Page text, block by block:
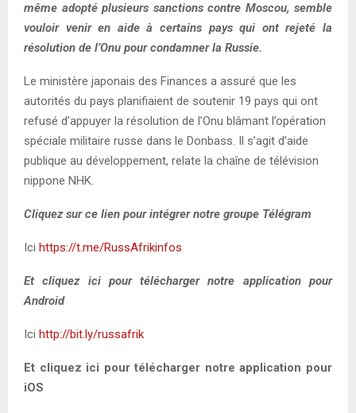
même adopté plusieurs sanctions contre Moscou, semble
vouloir venir en aide à certains pays qui ont rejeté la
résolution de l’Onu pour condamner la Russie.
Le ministère japonais des Finances a assuré que les
autorités du pays planifiaient de soutenir 19 pays qui ont
refusé d’appuyer la résolution de l’Onu blâmant l’opération
spéciale militaire russe dans le Donbass. Il s’agit d’aide
publique au développement, relate la chaîne de télévision
nippone NHK.
Cliquez sur ce lien pour intégrer notre groupe Télégram
Ici https://t.me/RussAfrikinfos
Et cliquez ici pour télécharger notre application pour
Android
Ici http://bit.ly/russafrik
Et cliquez ici pour télécharger notre application pour
iOS